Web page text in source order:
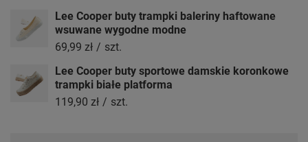
Lee Cooper buty trampki baleriny haftowane
wsuwane wygodne modne
69,99 zł / szt.
Lee Cooper buty sportowe damskie koronkowe
trampki białe platforma
119,90 zł / szt.